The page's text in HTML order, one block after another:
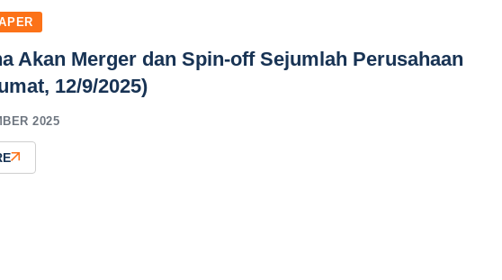
Akan Merger dan Spin-off Sejumlah Perusahaan
12/9/2025)
2025